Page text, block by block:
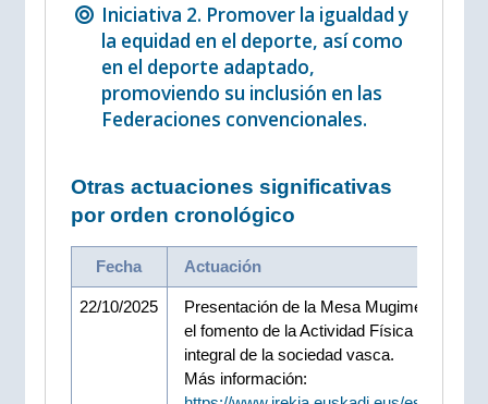
Iniciativa 2. Promover la igualdad y
la equidad en el deporte, así como
en el deporte adaptado,
promoviendo su inclusión en las
Federaciones convencionales.
Otras actuaciones significativas
por orden cronológico
Fecha Actuación
22/10/2025
Presentación de la Mesa Mugiment, foro
el fomento de la Actividad Física y el
integral de la sociedad vasca.
Más información: